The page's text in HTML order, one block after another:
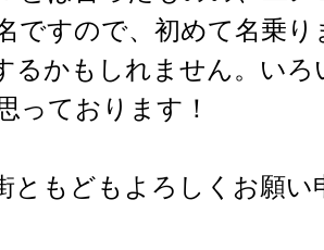
ですので、初めて名乗り
るかもしれません。いろ
っております！
ともどもよろしくお願い